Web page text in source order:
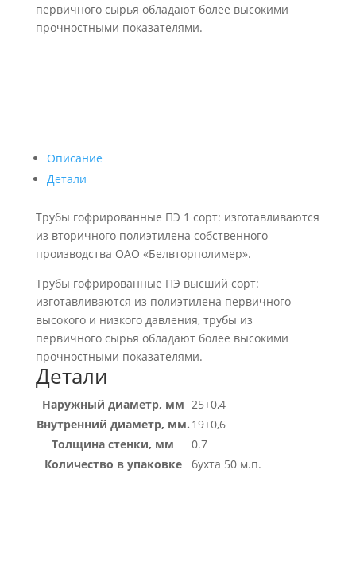
первичного сырья обладают более высокими
прочностными показателями.
Описание
Детали
Трубы гофрированные ПЭ 1 сорт: изготавливаются
из вторичного полиэтилена собственного
производства ОАО «Белвторполимер».
Трубы гофрированные ПЭ высший сорт:
изготавливаются из полиэтилена первичного
высокого и низкого давления, трубы из
первичного сырья обладают более высокими
прочностными показателями.
Детали
Наружный диаметр, мм 25+0,4
Внутренний диаметр, мм. 19+0,6
Толщина стенки, мм
0.7
Количество в упаковке
бухта 50 м.п.